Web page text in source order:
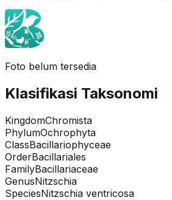
Foto belum tersedia
Klasifikasi Taksonomi
KingdomChromista
PhylumOchrophyta
ClassBacillariophyceae
OrderBacillariales
FamilyBacillariaceae
GenusNitzschia
SpeciesNitzschia ventricosa